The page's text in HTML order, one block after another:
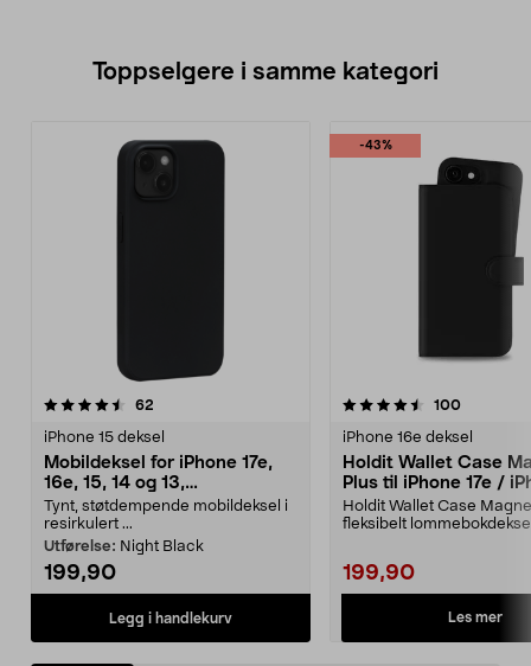
Toppselgere i samme kategori
62
iPhone 15 deksel
Mobildeksel for iPhone 17e,
16e, 15, 14 og 13,
dbramante1928 Greenland
Tynt, støtdempende mobildeksel i
resirkulert ...
Utførelse: Night Black
199,90
Legg i handlekurv
-43%
4.5 av 5 stjerner 100
iPhone 16e deksel
Holdit Wallet Case
Plus til iPhone 17e /
16e
Holdit Wallet Case
fleksibelt
199,90
Les mer
4.5 av 5 stjerner